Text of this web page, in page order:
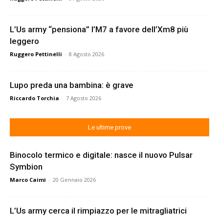
L’Us army “pensiona” l’M7 a favore dell’Xm8 più
leggero
Ruggero Pettinelli - 8 Agosto 2026
Lupo preda una bambina: è grave
Riccardo Torchia - 7 Agosto 2026
Le ultime prove
Binocolo termico e digitale: nasce il nuovo Pulsar
Symbion
Marco Caimi - 20 Gennaio 2026
L’Us army cerca il rimpiazzo per le mitragliatrici